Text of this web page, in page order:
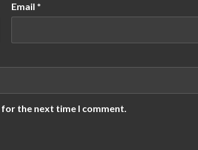
Email *
the next time I comment.